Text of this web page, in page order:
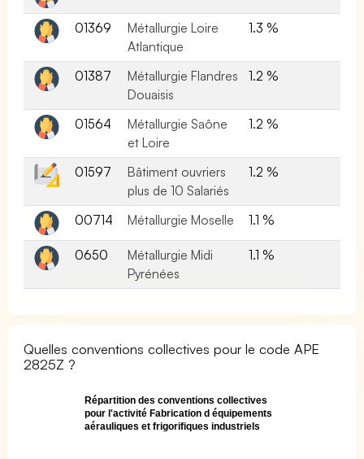
01369
Métallurgie Loire
Atlantique
1.3 %
01387
Métallurgie Flandres
Douaisis
1.2 %
01564
Métallurgie Saône
et Loire
1.2 %
01597
Bâtiment ouvriers
plus de 10 Salariés
1.2 %
00714 Métallurgie Moselle 1.1 %
0650
Métallurgie Midi
Pyrénées
1.1 %
Quelles conventions collectives pour le code APE
2825Z ?
Répartition des conventions collectives
pour l'activité Fabrication d équipements
aérauliques et frigorifiques industriels